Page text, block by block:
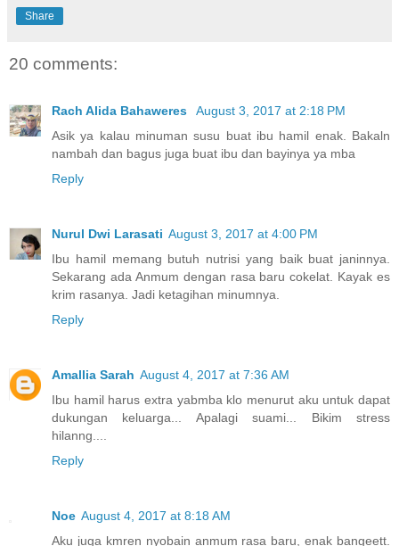
Share
20 comments:
Rach Alida Bahaweres
August 3, 2017 at 2:18 PM
Asik ya kalau minuman susu buat ibu hamil enak. Bakaln
nambah dan bagus juga buat ibu dan bayinya ya mba
Reply
Nurul Dwi Larasati August 3, 2017 at 4:00 PM
Ibu hamil memang butuh nutrisi yang baik buat janinnya.
Sekarang ada Anmum dengan rasa baru cokelat. Kayak es
krim rasanya. Jadi ketagihan minumnya.
Reply
Amallia Sarah August 4, 2017 at 7:36 AM
Ibu hamil harus extra yabmba klo menurut aku untuk dapat
dukungan keluarga... Apalagi suami... Bikim stress
hilanng....
Reply
Noe August 4, 2017 at 8:18 AM
Aku juga kmren nyobain anmum rasa baru, enak bangeett.